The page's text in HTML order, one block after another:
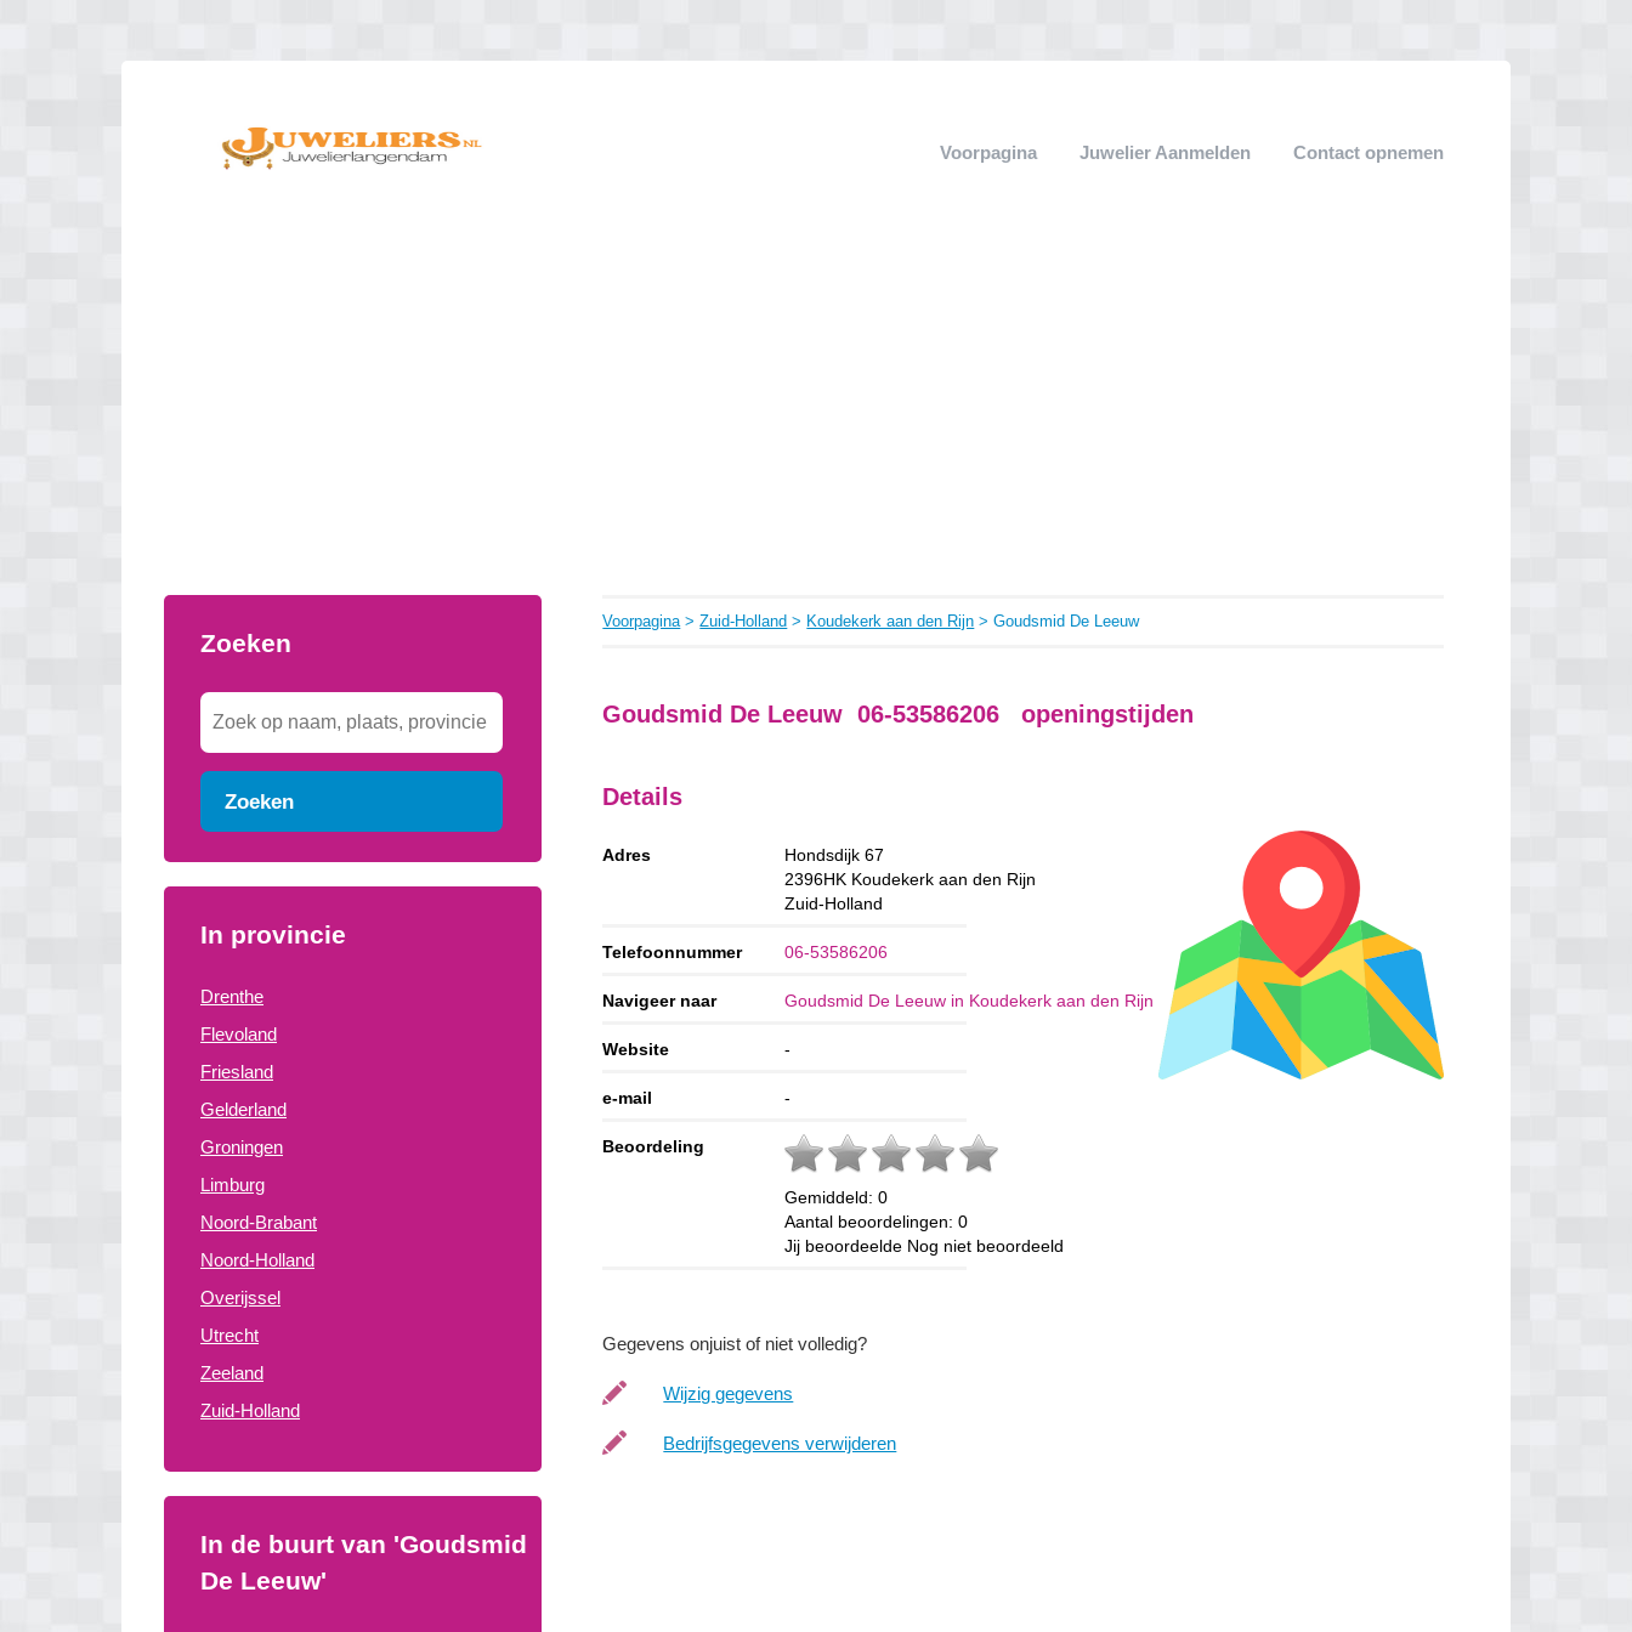
Voorpagina Juwelier Aanmelden Contact opnemen
Zoeken
Zoeken
In provincie
Drenthe
Flevoland
Friesland
Gelderland
Groningen
Limburg
Noord-Brabant
Noord-Holland
Overijssel
Utrecht
Zeeland
Zuid-Holland
In de buurt van 'Goudsmid
De Leeuw'
Voorpagina>Zuid-Holland > Koudekerk aan den Rijn > Goudsmid De Leeuw
Goudsmid De Leeuw 06-53586206 openingstijden
Details
Adres
Hondsdijk 67
2396HK Koudekerk aan den Rijn
Zuid-Holland
Telefoonnummer 06-53586206
Navigeer naar Goudsmid De Leeuw in Koudekerk aan den Rijn
Website -
e-mail -
Beoordeling
Gemiddeld:0
Aantal beoordelingen:0
Jij beoordeelde Nog niet beoordeeld
Gegevens onjuist of niet volledig?
Wijzig gegevens
Bedrijfsgegevens verwijderen